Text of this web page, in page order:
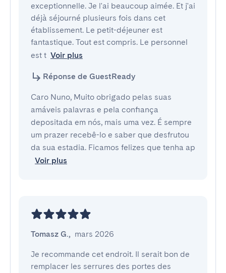
exceptionnelle. Je l'ai beaucoup aimée. Et j'ai
déjà séjourné plusieurs fois dans cet
établissement. Le petit-déjeuner est
fantastique. Tout est compris. Le personnel
est t Voir plus
Réponse de GuestReady
Caro Nuno, Muito obrigado pelas suas
amáveis palavras e pela confiança
depositada em nós, mais uma vez. É sempre
um prazer recebê-lo e saber que desfrutou
da sua estadia. Ficamos felizes que tenha ap
Voir plus
Tomasz G., mars 2026
Je recommande cet endroit. Il serait bon de
remplacer les serrures des portes des